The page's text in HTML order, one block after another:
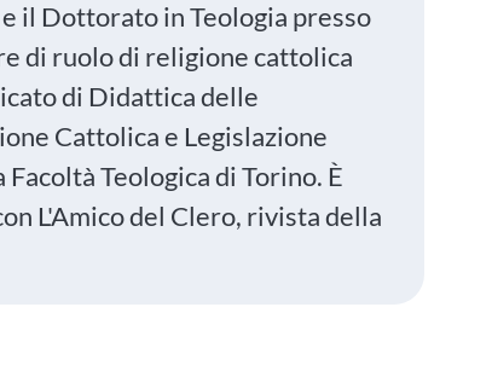
il Dottorato in Teologia presso
di ruolo di religione cattolica
di Didattica delle
Cattolica e Legislazione
Teologica di Torino. È
L'Amico del Clero, rivista della